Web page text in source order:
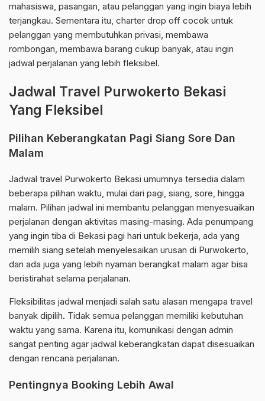
mahasiswa, pasangan, atau pelanggan yang ingin biaya lebih
terjangkau. Sementara itu, charter drop off cocok untuk
pelanggan yang membutuhkan privasi, membawa
rombongan, membawa barang cukup banyak, atau ingin
jadwal perjalanan yang lebih fleksibel.
Jadwal Travel Purwokerto Bekasi
Yang Fleksibel
Pilihan Keberangkatan Pagi Siang Sore Dan
Malam
Jadwal travel Purwokerto Bekasi umumnya tersedia dalam
beberapa pilihan waktu, mulai dari pagi, siang, sore, hingga
malam. Pilihan jadwal ini membantu pelanggan menyesuaikan
perjalanan dengan aktivitas masing-masing. Ada penumpang
yang ingin tiba di Bekasi pagi hari untuk bekerja, ada yang
memilih siang setelah menyelesaikan urusan di Purwokerto,
dan ada juga yang lebih nyaman berangkat malam agar bisa
beristirahat selama perjalanan.
Fleksibilitas jadwal menjadi salah satu alasan mengapa travel
banyak dipilih. Tidak semua pelanggan memiliki kebutuhan
waktu yang sama. Karena itu, komunikasi dengan admin
sangat penting agar jadwal keberangkatan dapat disesuaikan
dengan rencana perjalanan.
Pentingnya Booking Lebih Awal